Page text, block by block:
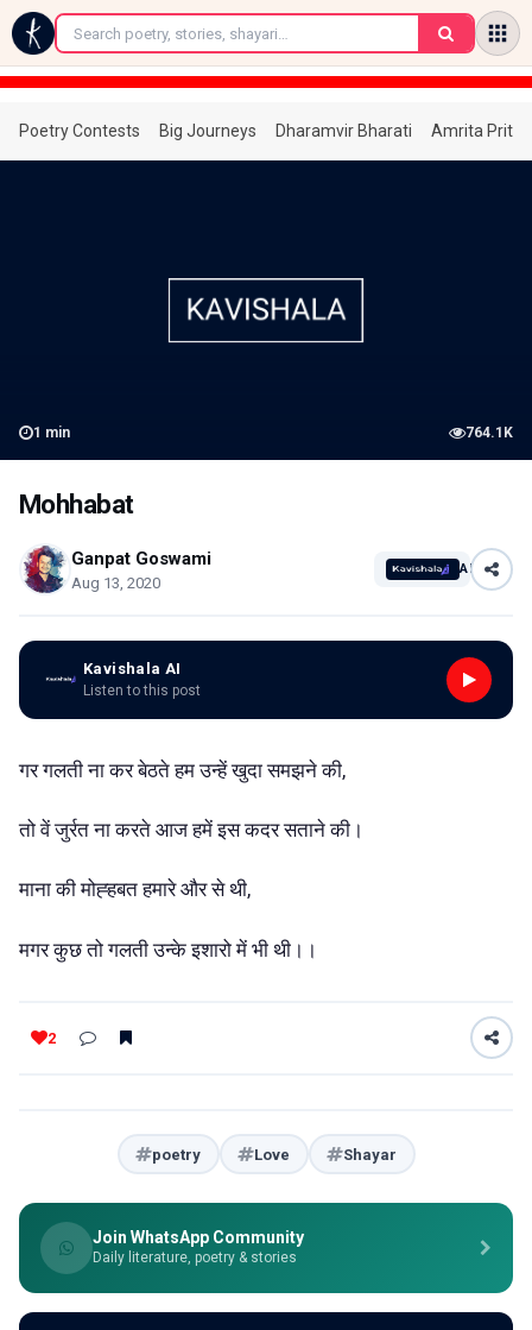
←
Poetry Contests Big Journeys Dharamvir Bharati Amrita
1 min 764.1K
Mohhabat
Ganpat Goswami
Aug 13, 2020
AI
Kavishala AI
Listen to this post
गर गलती ना कर बेठते हम उन्हें खुदा समझने की,
तो वें जुर्रत ना करते आज हमें इस कदर सताने की।
माना की मोह्हबत हमारे और से थी,
मगर कुछ तो गलती उन्के इशारो में भी थी।।
2
poetry Love Shayar
Join WhatsApp Community
Daily literature, poetry & stories